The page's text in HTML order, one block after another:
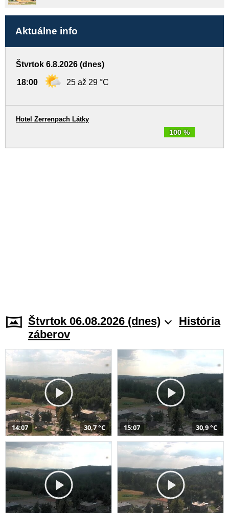
Aktuálne info
Štvrtok 6.8.2026 (dnes)
18:00 25 až 29 °C
100 %
Hotel Zerrenpach Látky
Štvrtok 06.08.2026 (dnes)
História
záberov
14:07 30,7 °C 15:07 30,9 °C